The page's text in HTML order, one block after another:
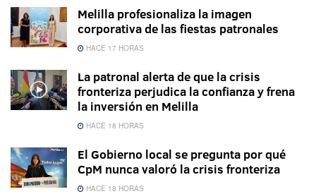
Melilla profesionaliza la imagen
corporativa de las fiestas patronales
HACE 17 HORAS
La patronal alerta de que la crisis
fronteriza perjudica la confianza y frena
la inversión en Melilla
HACE 18 HORAS
El Gobierno local se pregunta por qué
CpM nunca valoró la crisis fronteriza
HACE 18 HORAS